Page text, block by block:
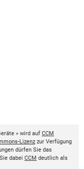
» wird auf CCM
Lizenz zur Verfügung
dürfen Sie das
dabei CCM deutlich als